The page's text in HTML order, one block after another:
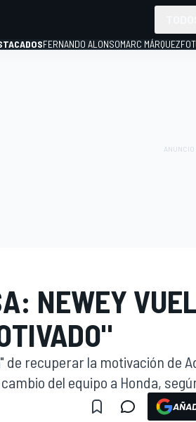
FERNANDO ALONSOMARC MÁRQUEZ
NEWEY
de recuperar la motivación de
del equipo a Honda,